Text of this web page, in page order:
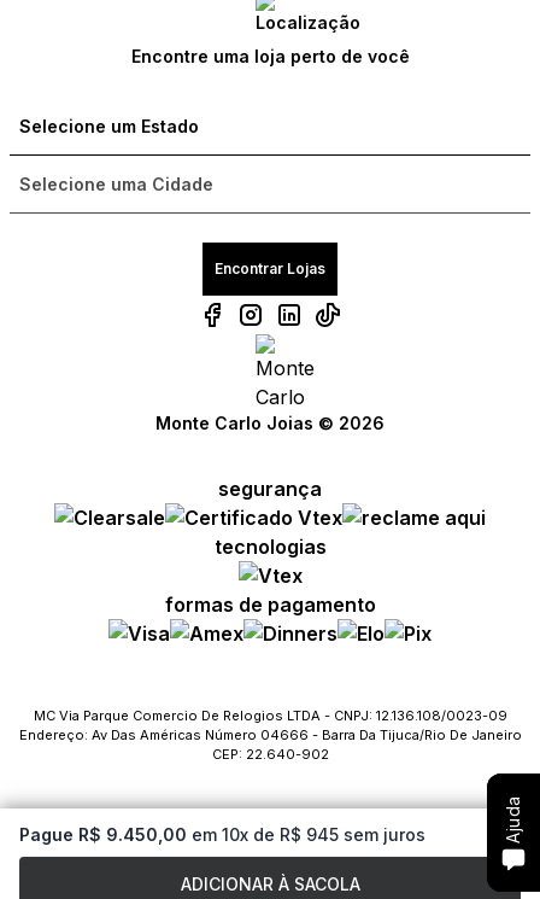
Pague R$ 9.450,00 em 10x de R$ 945 sem juros
ADICIONAR À SACOLA
Compre com um Embaixador
Consulte seu pedido
Solicite troca ou devolução
Fale com o SAC
Ajuda
Compre com um Embaixador
Consulte seu pedido
Solicite troca ou devolução
Fale com o SAC
Ajuda
Encontre uma loja perto de você
Encontrar Lojas
Monte Carlo Joias © 2026
segurança
tecnologias
formas de pagamento
MC Via Parque Comercio De Relogios LTDA - CNPJ: 12.136.108/0023-09
Endereço: Av Das Américas Número 04666 - Barra Da Tijuca/Rio De Janeiro
CEP: 22.640-902
Compre com um Embaixador
Consulte seu pedido
Solicite troca ou devolução
Fale com o SAC
Ajuda